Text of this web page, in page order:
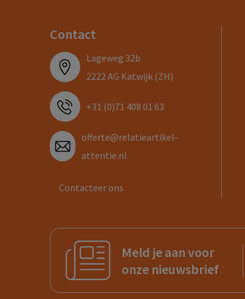
Contact
Lageweg 32b
2222 AG Katwijk (ZH)
+31 (0)71 408 01 63
offerte@relatieartikel-
attentie.nl
Contacteer ons
Meld je aan voor
onze nieuwsbrief